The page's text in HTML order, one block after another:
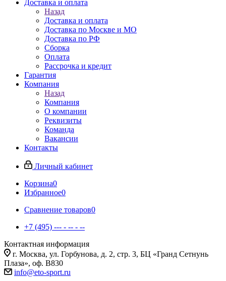
Доставка и оплата
Назад
Доставка и оплата
Доставка по Москве и МО
Доставка по РФ
Сборка
Оплата
Рассрочка и кредит
Гарантия
Компания
Назад
Компания
О компании
Реквизиты
Команда
Вакансии
Контакты
Личный кабинет
Корзина0
Избранное0
Сравнение товаров0
+7 (495) --- - -- - --
Контактная информация
г. Москва, ул. Горбунова, д. 2, стр. 3, БЦ «Гранд Сетнунь
Плаза», оф. В830
info@eto-sport.ru